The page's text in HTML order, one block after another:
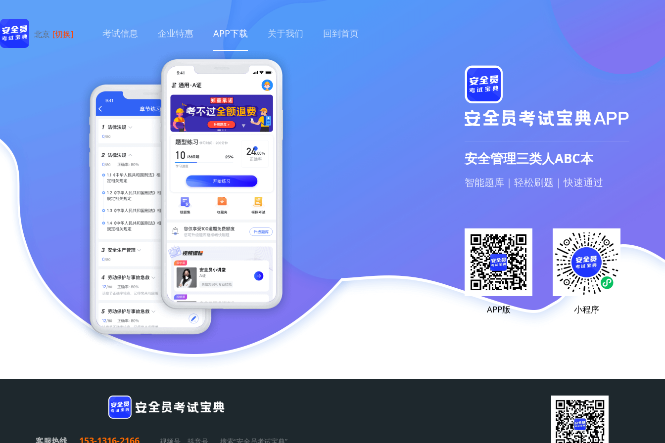
北京 [切换] 考试信息 企业特惠 APP下载 关于我们 回到首页
安全管理三类人ABC本
智能题库｜轻松刷题｜快速通过
APP版 小程序
153-1316-2166